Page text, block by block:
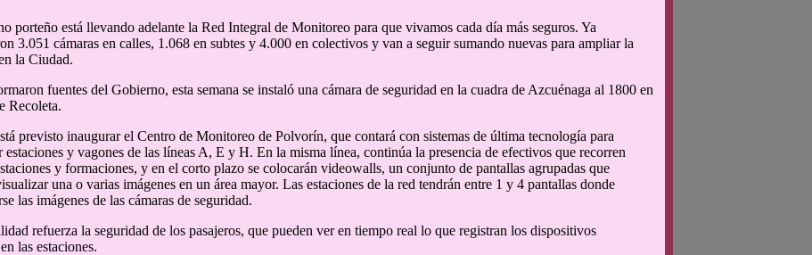
porteño está llevando adelante la Red Integral de Monitoreo para que vivamos cada día más seguros. Ya
3.051 cámaras en calles, 1.068 en subtes y 4.000 en colectivos y van a seguir sumando nuevas para ampliar la
la Ciudad.
fuentes del Gobierno, esta semana se instaló una cámara de seguridad en la cuadra de Azcuénaga al 1800 en
Recoleta.
previsto inaugurar el Centro de Monitoreo de Polvorín, que contará con sistemas de última tecnología para
estaciones y vagones de las líneas A, E y H. En la misma línea, continúa la presencia de efectivos que recorren
y formaciones, y en el corto plazo se colocarán videowalls, un conjunto de pantallas agrupadas que
una o varias imágenes en un área mayor. Las estaciones de la red tendrán entre 1 y 4 pantallas donde
las imágenes de las cámaras de seguridad.
refuerza la seguridad de los pasajeros, que pueden ver en tiempo real lo que registran los dispositivos
las estaciones.